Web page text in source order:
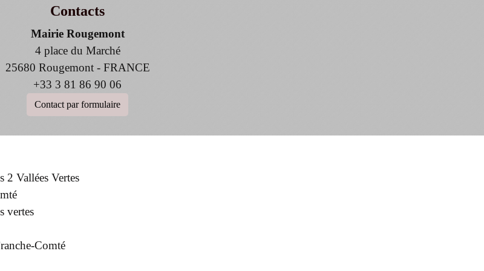
Contacts
Mairie Rougemont
4 place du Marché
25680 Rougemont - FRANCE
+33 3 81 86 90 06
Contact par formulaire
2 Vallées Vertes
vertes
Comté